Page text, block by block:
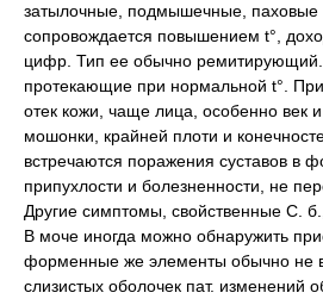
затылочные, подмышечные,
сопровождается повышением t°,
цифр. Тип ее обычно ремитирующий.
протекающие при нормальной t°.
отек кожи, чаще лица, особенно век
мошонки, крайней плоти и
встречаются поражения суставов в
припухлости и болезненности, не
Другие симптомы, свойственные С.
В моче иногда можно обнаружить
форменные же элементы обычно не
слизистых оболочек пат. изменений